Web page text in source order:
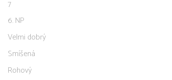
7
6. NP
Velmi dobrý
Smíšená
Rohový